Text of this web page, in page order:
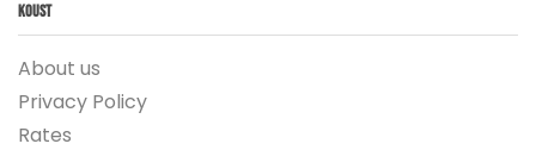
Koust
About us
Privacy Policy
Rates